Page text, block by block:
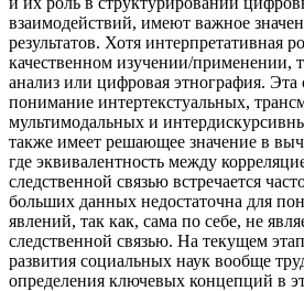
взаимодействий, имеют важное
результатов. Хотя интерпретативная
качественном изучении/применении,
анализ или цифровая этнография. Эта
понимание интертекстуальных,
мультимодальных и
также имеет решающее значение в
где эквивалентность между
следственной связью встречается
больших данных недостаточна для
явлений, так как, сама по себе, не
следственной связью. На текущем
развития социальных наук вообще
определения ключевых концепций в